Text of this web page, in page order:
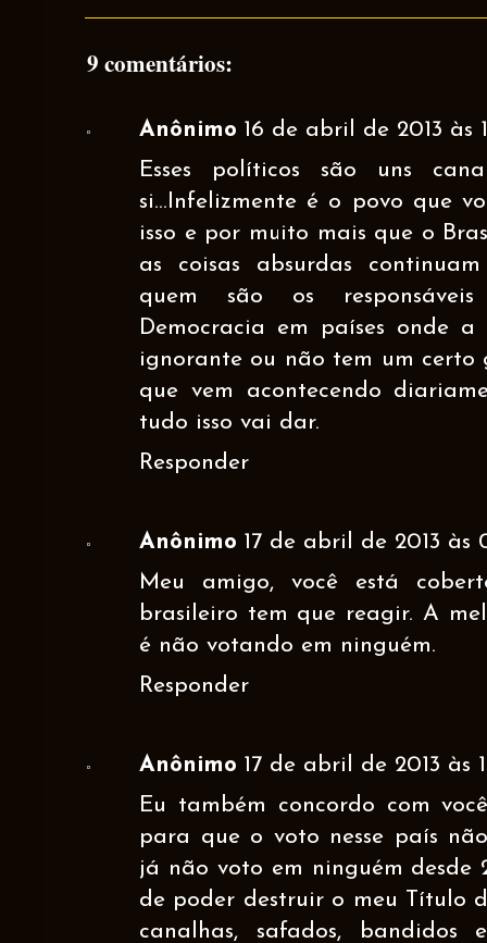
9 comentários:
Anônimo 16 de abril de 2013 às
Esses políticos são uns
si...Infelizmente é o povo que
isso e por muito mais que o
as coisas absurdas continuam
quem são os
Democracia em países onde
ignorante ou não tem um
que vem acontecendo
tudo isso vai dar.
Responder
Anônimo 17 de abril de 2013 às
Meu amigo, você está
brasileiro tem que reagir. A
é não votando em ninguém.
Responder
Anônimo 17 de abril de 2013 às
Eu também concordo com
para que o voto nesse país
já não voto em ninguém
de poder destruir o meu Título
canalhas, safados, bandidos